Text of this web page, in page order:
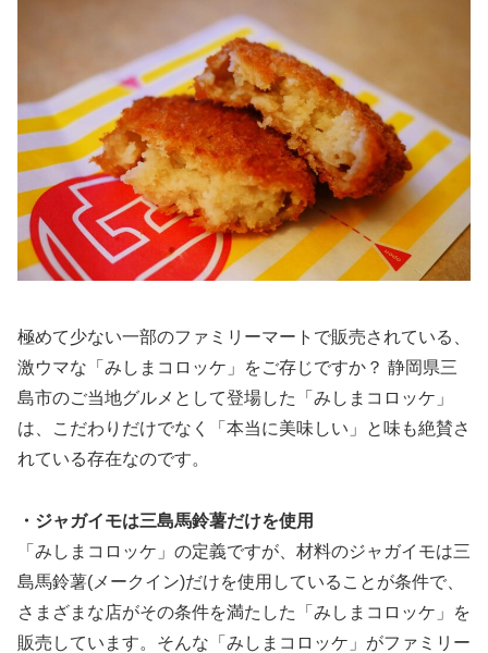
極めて少ない一部のファミリーマートで販売されている、
激ウマな「みしまコロッケ」をご存じですか？ 静岡県三
島市のご当地グルメとして登場した「みしまコロッケ」
は、こだわりだけでなく「本当に美味しい」と味も絶賛さ
れている存在なのです。
・ジャガイモは三島馬鈴薯だけを使用
「みしまコロッケ」の定義ですが、材料のジャガイモは三
島馬鈴薯(メークイン)だけを使用していることが条件で、
さまざまな店がその条件を満たした「みしまコロッケ」を
販売しています。そんな「みしまコロッケ」がファミリー